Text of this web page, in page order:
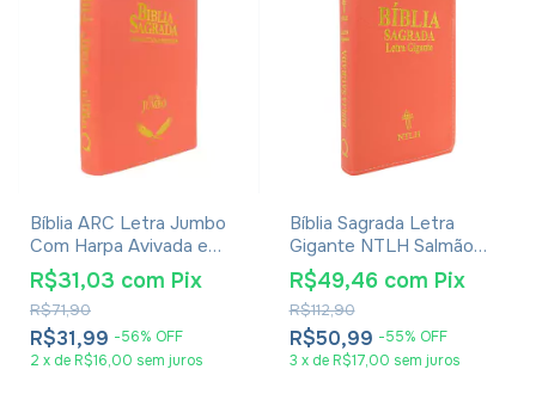
Bíblia ARC Letra Jumbo
Com Harpa Avivada e
Corinhos - Capa Luxo
Laranja
R$31,99 -56% OFF
R$71,90
R$31,03 com Pix
2 x de R$16,00 sem juros
Bíblia Sagrada Letra
Gigante NTLH Salmão
Com Índice
R$50,99 -55% OFF
R$112,90
R$49,46 com Pix
3 x de R$17,00 sem juros